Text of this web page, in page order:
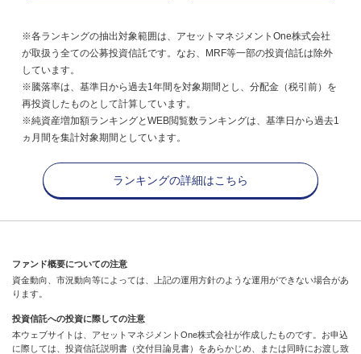
※各ランキングの抽出対象範囲は、アセットマネジメントOne株式会社
が取扱う全ての公募投資信託です。なお、MRF等一部の投資信託は除外
しています。
※騰落率は、基準日から過去1年間を対象期間とし、分配金（税引前）を
再投資したものとして計算しています。
※純資産増加額ランキングとWEB閲覧数ランキングは、基準日から過去1
ヵ月間を集計対象期間としています。
ランキングの詳細はこちら
ファンド概要についての注意
資金動向、市況動向等によっては、上記の運用方針のような運用ができない場合があ
ります。
投資信託への投資に際しての注意
本ウェブサイトは、アセットマネジメントOne株式会社が作成したものです。お申込
に際しては、投資信託説明書（交付目論見書）をあらかじめ、または同時にお渡し致